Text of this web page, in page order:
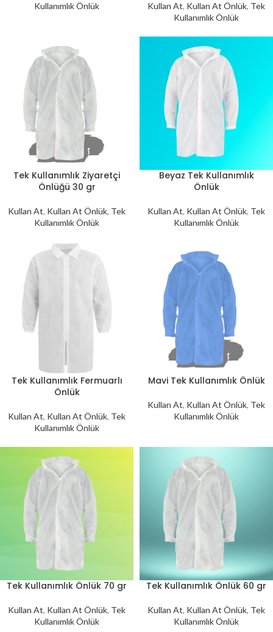
Kullanımlık Önlük
Kullan At, Kullan At Önlük, Tek
Kullanımlık Önlük
Tek Kullanımlık Ziyaretçi
Önlüğü 30 gr
Kullan At, Kullan At Önlük, Tek
Kullanımlık Önlük
Beyaz Tek Kullanımlık
Önlük
Kullan At, Kullan At Önlük, Tek
Kullanımlık Önlük
Tek Kullanımlık Fermuarlı
Önlük
Kullan At, Kullan At Önlük, Tek
Kullanımlık Önlük
Mavi Tek Kullanımlık Önlük
Kullan At, Kullan At Önlük, Tek
Kullanımlık Önlük
Tek Kullanımlık Önlük 70 gr
Kullan At, Kullan At Önlük, Tek
Kullanımlık Önlük
Tek Kullanımlık Önlük 60 gr
Kullan At, Kullan At Önlük, Tek
Kullanımlık Önlük